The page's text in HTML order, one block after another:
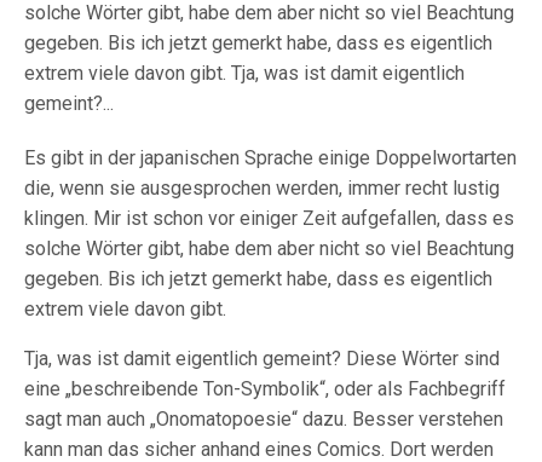
solche Wörter gibt, habe dem aber nicht so viel Beachtung
gegeben. Bis ich jetzt gemerkt habe, dass es eigentlich
extrem viele davon gibt. Tja, was ist damit eigentlich
gemeint?...
Es gibt in der japanischen Sprache einige Doppelwortarten
die, wenn sie ausgesprochen werden, immer recht lustig
klingen. Mir ist schon vor einiger Zeit aufgefallen, dass es
solche Wörter gibt, habe dem aber nicht so viel Beachtung
gegeben. Bis ich jetzt gemerkt habe, dass es eigentlich
extrem viele davon gibt.
Tja, was ist damit eigentlich gemeint? Diese Wörter sind
eine „beschreibende Ton-Symbolik“, oder als Fachbegriff
sagt man auch „Onomatopoesie“ dazu. Besser verstehen
kann man das sicher anhand eines Comics. Dort werden